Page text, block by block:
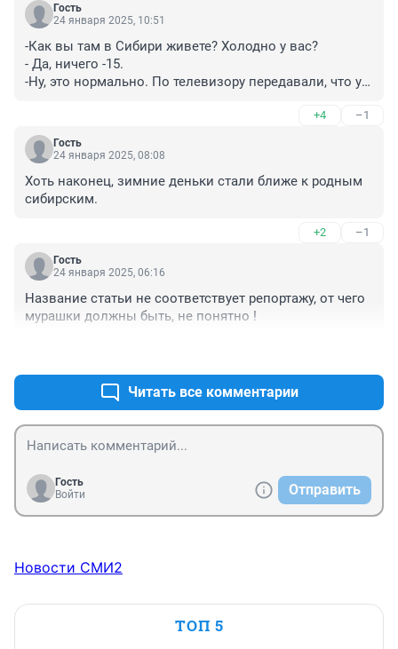
Гость
24 января 2025, 10:51
-Как вы там в Сибири живете? Холодно у вас?
- Да, ничего -15.
-Ну, это нормально. По телевизору передавали, что у
+4 –1
Гость
24 января 2025, 08:08
Хоть наконец, зимние деньки стали ближе к родным
сибирским.
+2 –1
Гость
24 января 2025, 06:16
Название статьи не соответствует репортажу, от чего
мурашки должны быть, не понятно !
Читать все комментарии
Гость
Войти
Отправить
Новости СМИ2
ТОП 5